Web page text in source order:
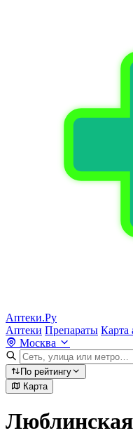
Аптеки.Ру
Аптеки Препараты Карта
Москва
По рейтингу
Карта